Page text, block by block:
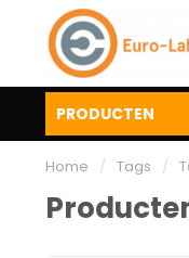
PRODUCTEN
Gratis verzending
50,00
Home / Tags /